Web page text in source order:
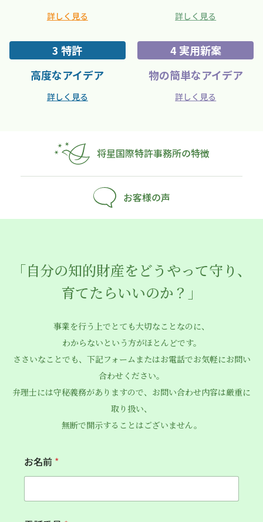
詳しく見る 詳しく見る
3 特許
高度なアイデア
詳しく見る
4 実用新案
物の簡単なアイデア
詳しく見る
将星国際特許事務所の特徴
お客様の声
「自分の知的財産をどうやって守り、
育てたらいいのか？」
事業を行う上でとても大切なことなのに、
わからないという方がほとんどです。
ささいなことでも、下記フォームまたはお電話でお気軽にお問い
合わせください。
弁理士には守秘義務がありますので、お問い合わせ内容は厳重に
取り扱い、
無断で開示することはございません。
お名前 *